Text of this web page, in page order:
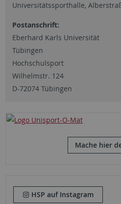
Universitätssporthalle,
Postanschrift:
Eberhard Karls Universität
Tübingen
Hochschulsport
Wilhelmstr. 124
D-72074 Tübingen
Mache hier
HSP auf Instagram